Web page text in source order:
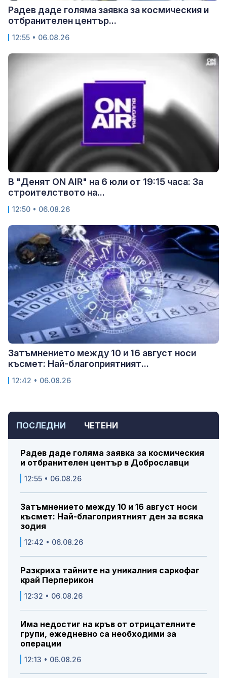
ПОСЛЕДНИ ЧЕТЕНИ
Радев даде голяма заявка за космическия
и отбранителен център в Доброславци
12:55 • 06.08.26
Затъмнението между 10 и 16 август носи
късмет: Най-благоприятният ден за всяка
зодия
12:42 • 06.08.26
Разкриха тайните на уникалния саркофаг
край Перперикон
12:32 • 06.08.26
Има недостиг на кръв от отрицателните
групи, ежедневно са необходими за
операции
12:13 • 06.08.26
Радев даде голяма заявка за космическия и
отбранителен център...
12:55 • 06.08.26
В "Денят ON AIR" на 6 юли от 19:15 часа: За
строителството на...
12:50 • 06.08.26
Затъмнението между 10 и 16 август носи
късмет: Най-благоприятният...
12:42 • 06.08.26